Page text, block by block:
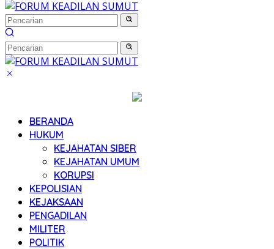
BERANDA
HUKUM
KEJAHATAN SIBER
KEJAHATAN UMUM
KORUPSI
KEPOLISIAN
KEJAKSAAN
PENGADILAN
MILITER
POLITIK